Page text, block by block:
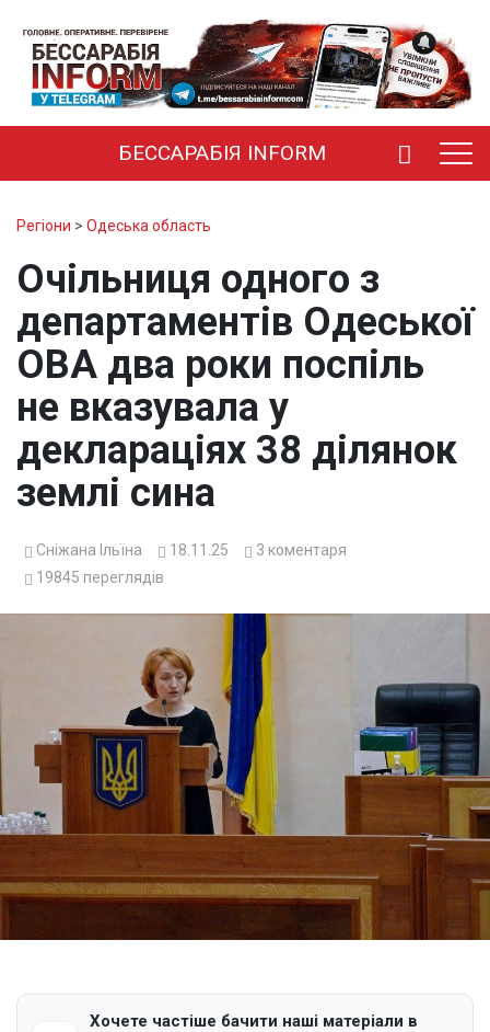
БЕССАРАБІЯ INFORM
Регіони > Одеська область
Очільниця одного з
департаментів Одеської
ОВА два роки поспіль
не вказувала у
деклараціях 38 ділянок
землі сина
Сніжана Ільїна 18.11.25 3 коментаря
19845 переглядів
Хочете частіше бачити наші матеріали в